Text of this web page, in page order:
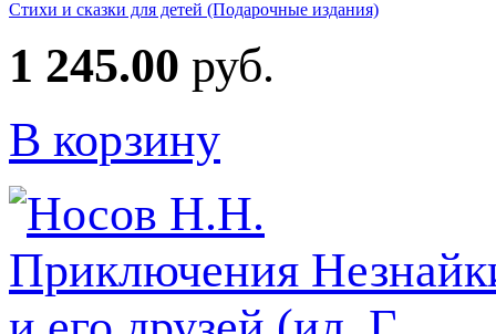
Стихи и сказки для детей (Подарочные издания)
1 245.00 руб.
В корзину